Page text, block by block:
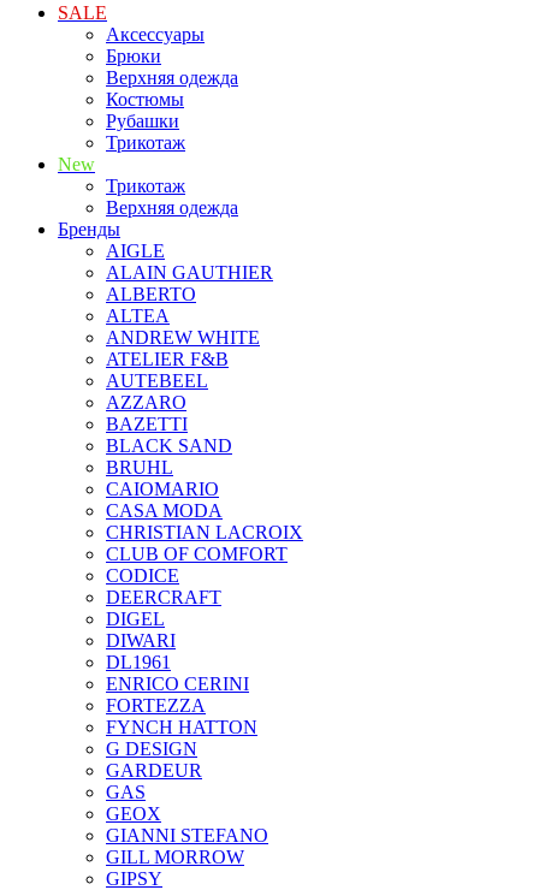
SALE
Аксессуары
Брюки
Верхняя одежда
Костюмы
Рубашки
Трикотаж
New
Трикотаж
Верхняя одежда
Бренды
AIGLE
ALAIN GAUTHIER
ALBERTO
ALTEA
ANDREW WHITE
ATELIER F&B
AUTEBEEL
AZZARO
BAZETTI
BLACK SAND
BRUHL
CAIOMARIO
CASA MODA
CHRISTIAN LACROIX
CLUB OF COMFORT
CODICE
DEERCRAFT
DIGEL
DIWARI
DL1961
ENRICO CERINI
FORTEZZA
FYNCH HATTON
G DESIGN
GARDEUR
GAS
GEOX
GIANNI STEFANO
GILL MORROW
GIPSY